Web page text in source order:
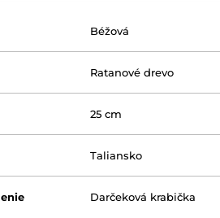
Béžová
Ratanové drevo
25 cm
Taliansko
Darčeková krabička